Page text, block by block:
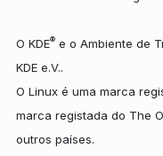
O KDE® e o Ambiente de
KDE e.V..
O Linux é uma marca
marca registada do The
outros países.